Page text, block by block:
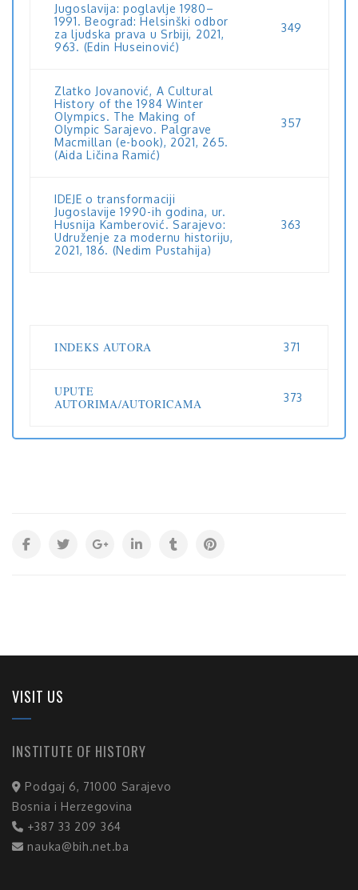
Jugoslavija: poglavlje 1980–
1991. Beograd: Helsinški odbor
za ljudska prava u Srbiji, 2021,
963. (Edin Huseinović)
349
Zlatko Jovanović, A Cultural
History of the 1984 Winter
Olympics. The Making of
Olympic Sarajevo. Palgrave
Macmillan (e-book), 2021, 265.
(Aida Ličina Ramić)
357
IDEJE o transformaciji
Jugoslavije 1990-ih godina, ur.
Husnija Kamberović. Sarajevo:
Udruženje za modernu historiju,
2021, 186. (Nedim Pustahija)
363
INDEKS AUTORA 371
UPUTE
AUTORIMA/AUTORICAMA
373
VISIT US
INSTITUTE OF HISTORY
Podgaj 6, 71000 Sarajevo
Bosnia i Herzegovina
+387 33 209 364
nauka@bih.net.ba